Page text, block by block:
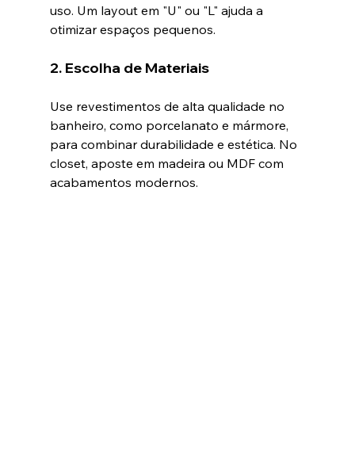
uso. Um layout em "U" ou "L" ajuda a
otimizar espaços pequenos.
2. Escolha de Materiais
Use revestimentos de alta qualidade no
banheiro, como porcelanato e mármore,
para combinar durabilidade e estética. No
closet, aposte em madeira ou MDF com
acabamentos modernos.